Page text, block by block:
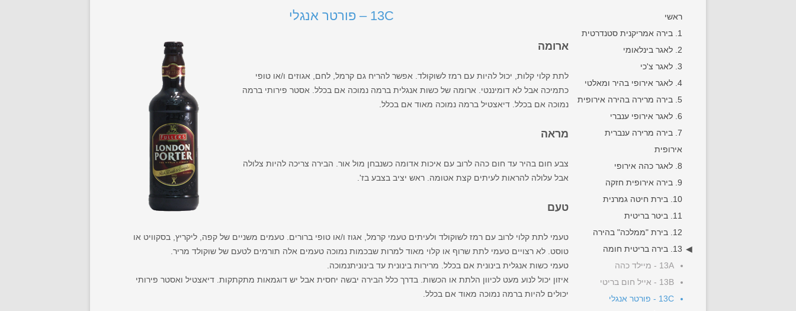
ראשי
1. בירה אמריקנית סטנדרטית
2. לאגר בינלאומי
3. לאגר צ'כי
4. לאגר אירופי בהיר ומאלטי
5. בירה מרירה בהירה אירופית
6. לאגר אירופי ענברי
7. בירה מרירה ענברית
אירופית
8. לאגר כהה אירופי
9. בירה אירופית חזקה
10. בירת חיטה גמרנית
11. ביטר בריטית
12. בירת "ממלכה" בהירה
13. בירה בריטית חומה
13A - מיילד כהה
13B - אייל חום בריטי
13C - פורטר אנגלי
13C – פורטר אנגלי
ארומה
לתת קלוי קלות, יכול להיות עם רמז לשוקולד. אפשר להריח גם קרמל, לחם, אגוזים ו/או טופי
כתמיכה אבל לא דומיננטי. ארומה של כשות אנגלית ברמה נמוכה אם בכלל. אסטר פירותי ברמה
נמוכה אם בכלל. דיאצטיל ברמה נמוכה מאוד אם בכלל.
מראה
צבע חום בהיר עד חום כהה לרוב עם איכות אדומה כשנבחן מול אור. הבירה צריכה להיות צלולה
אבל עלולה להראות לעיתים קצת אטומה. ראש יציב בצבע בז'.
טעם
טעמי לתת קלוי לרוב עם רמז לשוקולד ולעיתים טעמי קרמל, אגוז ו/או טופי ברורים. טעמים משניים של קפה, ליקריץ, בסקוויט או
טוסט. לא רצויים טעמי לתת שרוף או קלוי מאוד למרות שבכמות נמוכה טעמים אלה תורמים לטעם של שוקולד מריר.
טעמי כשות אנגלית בינונית אם בכלל. מרירות בינונית עד בינונית­נמוכה.
איזון יכול לנוע מעט לכיוון הלתת או הכשות. בדרך כלל הבירה יבשה יחסית אבל יש דוגמאות מתקתקות. דיאצטיל ואסטר פירותי
יכולים להיות ברמה נמוכה מאוד אם בכלל.